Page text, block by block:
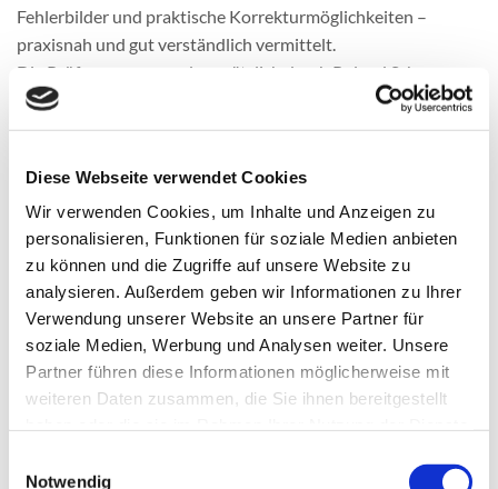
Diese Webseite verwendet Cookies
Wir verwenden Cookies, um Inhalte und Anzeigen zu
personalisieren, Funktionen für soziale Medien anbieten
zu können und die Zugriffe auf unsere Website zu
analysieren. Außerdem geben wir Informationen zu Ihrer
Verwendung unserer Website an unsere Partner für
soziale Medien, Werbung und Analysen weiter. Unsere
Partner führen diese Informationen möglicherweise mit
weiteren Daten zusammen, die Sie ihnen bereitgestellt
Notwendig
Fehlerbilder und praktische Korrekturmöglichkeiten –
praxisnah und gut verständlich vermittelt.
Die Prüfergruppe wurde zusätzlich durch Roland Schwaz,
Stützpunktleiter des Deutschen Sportabzeichens im TSV
Buchen, unterstützt. Mit viel Erfahrung und Engagement
und gab den Teilnehmenden zahlreiche praxisbezogene
Tipps, wie die Abnahme effizient und regelkonform gestaltet
werden kann.
Verantwortlich für die Organisation der Veranstaltung war
Helmut Ebert, Sportabzeichen-Obmann im Sportkreis
Buchen. Unterstützt wurde er von Susanne Süssenbach von
der Geschäftsstelle des Sportkreises Buchen, über die die
Anmeldungen und die gesamte Planung für diesen Tag
organisiert wurden.
Die Veranstaltung war Teil der dezentralen
Fortbildungsinitiative des Badischen Sportbundes, die im